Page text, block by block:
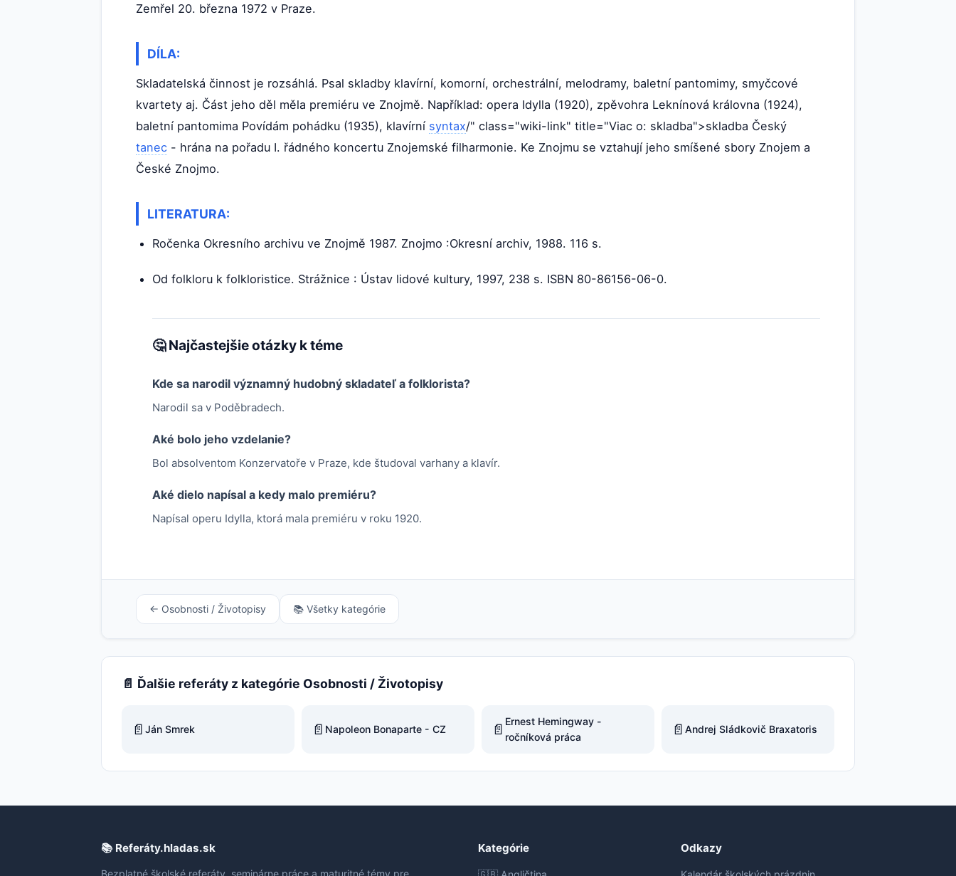
Zemřel 20. března 1972 v Praze.
DÍLA:
Skladatelská činnost je rozsáhlá. Psal skladby klavírní, komorní, orchestrální, melodramy, baletní pantomimy, smyčcové
kvartety aj. Část jeho děl měla premiéru ve Znojmě. Například: opera Idylla (1920), zpěvohra Leknínová královna (1924),
baletní pantomima Povídám pohádku (1935), klavírní syntax/" class="wiki-link" title="Viac o: skladba">skladba Český
tanec - hrána na pořadu I. řádného koncertu Znojemské filharmonie. Ke Znojmu se vztahují jeho smíšené sbory Znojem a
České Znojmo.
LITERATURA:
Ročenka Okresního archivu ve Znojmě 1987. Znojmo :Okresní archiv, 1988. 116 s.
Od folkloru k folkloristice. Strážnice : Ústav lidové kultury, 1997, 238 s. ISBN 80-86156-06-0.
🤔 Najčastejšie otázky k téme
Kde sa narodil významný hudobný skladateľ a folklorista?
Narodil sa v Poděbradech.
Aké bolo jeho vzdelanie?
Bol absolventom Konzervatoře v Praze, kde študoval varhany a klavír.
Aké dielo napísal a kedy malo premiéru?
Napísal operu Idylla, ktorá mala premiéru v roku 1920.
← Osobnosti / Životopisy 📚 Všetky kategórie
📄 Ďalšie referáty z kategórie Osobnosti / Životopisy
📄 Ján Smrek 📄 Napoleon Bonaparte - CZ 📄 Ernest Hemingway -
ročníková práca
📄 Andrej Sládkovič Braxatoris
📚 Referáty.hladas.sk
Bezplatné školské referáty, seminárne práce a maturitné témy pre
Kategórie Odkazy